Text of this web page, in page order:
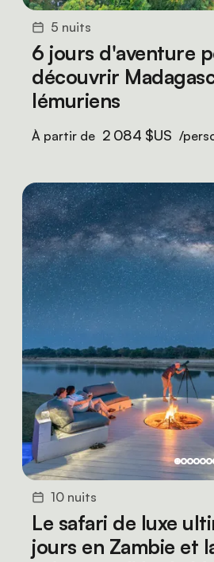
5 nuits
6 jours d'aventure
découvrir
lémuriens
À partir de 2 084 $US /
10 nuits
Le safari de luxe
jours en Zambie et